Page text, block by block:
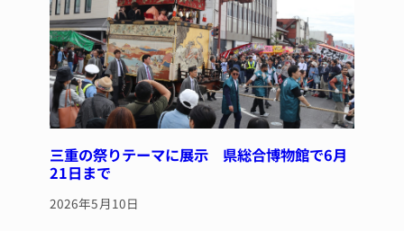
三重の祭りテーマに展示 県総合博物館で6月
21日まで
2026年5月10日